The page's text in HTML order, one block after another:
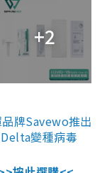
+2
牌Savewo推出
變種病毒